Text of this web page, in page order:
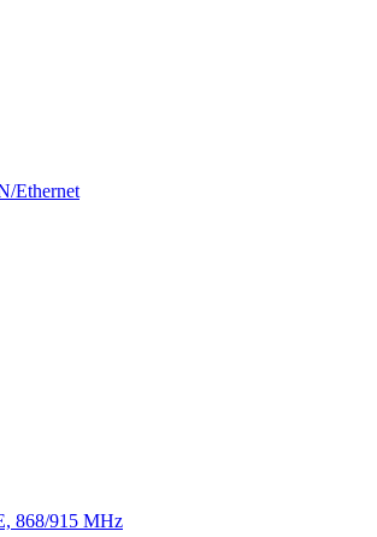
Ethernet
868/915 MHz